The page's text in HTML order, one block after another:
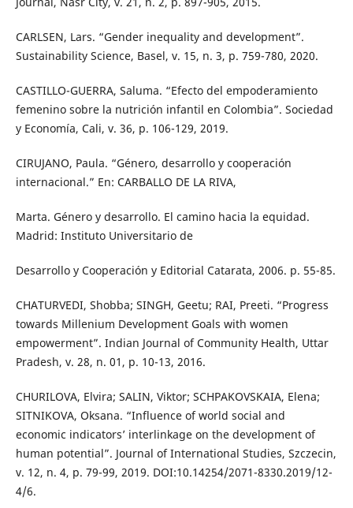
CARLSEN, Lars. “Gender inequality and development”.
Sustainability Science, Basel, v. 15, n. 3, p. 759-780, 2020.
CASTILLO-GUERRA, Saluma. “Efecto del empoderamiento
femenino sobre la nutrición infantil en Colombia”. Sociedad
y Economía, Cali, v. 36, p. 106-129, 2019.
CIRUJANO, Paula. “Género, desarrollo y cooperación
internacional.” En: CARBALLO DE LA RIVA,
Marta. Género y desarrollo. El camino hacia la equidad.
Madrid: Instituto Universitario de
Desarrollo y Cooperación y Editorial Catarata, 2006. p. 55-85.
CHATURVEDI, Shobba; SINGH, Geetu; RAI, Preeti. “Progress
towards Millenium Development Goals with women
empowerment”. Indian Journal of Community Health, Uttar
Pradesh, v. 28, n. 01, p. 10-13, 2016.
CHURILOVA, Elvira; SALIN, Viktor; SCHPAKOVSKAIA, Elena;
SITNIKOVA, Oksana. “Influence of world social and
economic indicators’ interlinkage on the development of
human potential”. Journal of International Studies, Szczecin,
v. 12, n. 4, p. 79-99, 2019. DOI:10.14254/2071-8330.2019/12-
4/6.